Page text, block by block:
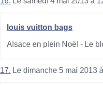
louis vuitton bags
Alsace en plein Noël - Le
17. Le dimanche 5 mai 2013